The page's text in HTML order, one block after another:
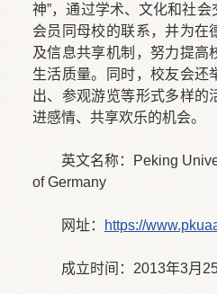
神”，通过学术、文化和社
会员同母校的联系，并为在
及信息共享机制，努力提高
生活质量。同时，校友会还
出、参观游览等形式多样的
进感情、共享欢乐的机会。
英文名称：Peking
of Germany
网址： https://
成立时间：2013年3月